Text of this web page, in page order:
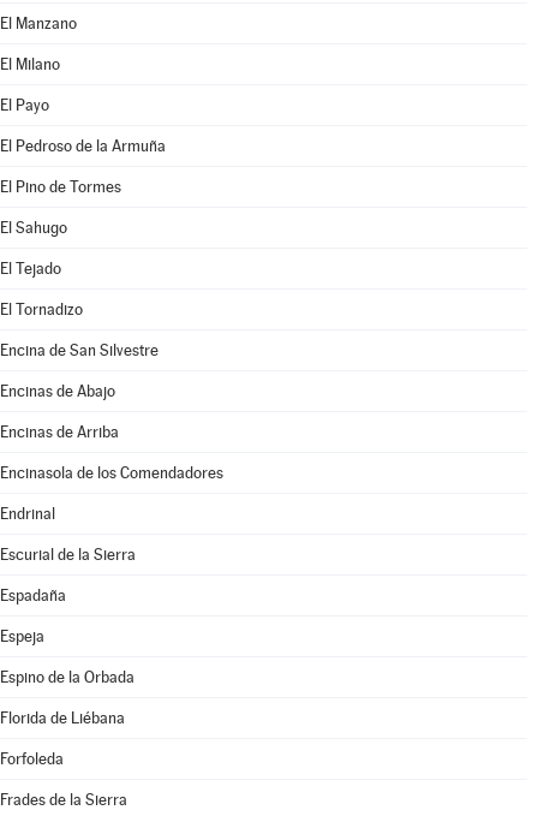
El Manzano
El Milano
El Payo
El Pedroso de la Armuña
El Pino de Tormes
El Sahugo
El Tejado
El Tornadizo
Encina de San Silvestre
Encinas de Abajo
Encinas de Arriba
Encinasola de los Comendadores
Endrinal
Escurial de la Sierra
Espadaña
Espeja
Espino de la Orbada
Florida de Liébana
Forfoleda
Frades de la Sierra